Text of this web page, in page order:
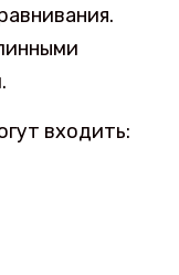
входить: